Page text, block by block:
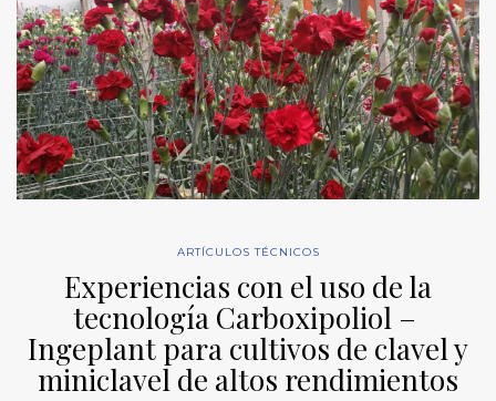
ARTÍCULOS TÉCNICOS
Experiencias con el uso de la
tecnología Carboxipoliol –
Ingeplant para cultivos de clavel y
miniclavel de altos rendimientos